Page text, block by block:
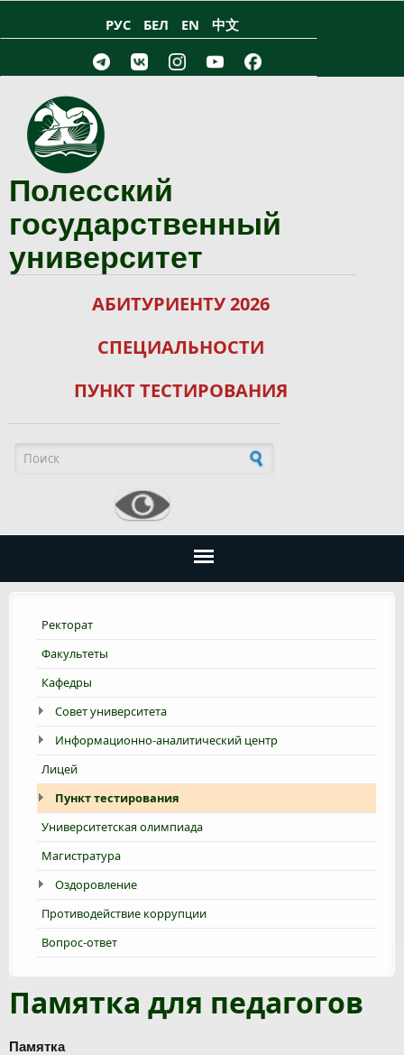
РУС БЕЛ EN 中文
Полесский
государственный
университет
АБИТУРИЕНТУ 2026
СПЕЦИАЛЬНОСТИ
ПУНКТ ТЕСТИРОВАНИЯ
Ректорат
Факультеты
Кафедры
Совет университета
Информационно-аналитический центр
Лицей
Пункт тестирования
Университетская олимпиада
Магистратура
Оздоровление
Противодействие коррупции
Вопрос-ответ
Памятка для педагогов
Памятка